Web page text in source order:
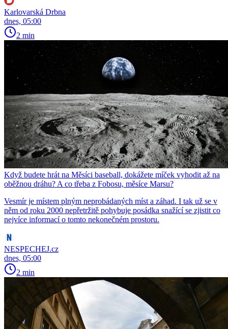
Karlovarská Drbna
dnes, 05:00
2 min
Když budete hrát na Měsíci baseball, dokážete míček vyhodit až na
oběžnou dráhu? A co třeba z Fobosu, měsíce Marsu?
Vesmír je místem plným neprobádaných míst a záhad. I tak už se v
něm od roku 2000 nepřetržitě pohybuje posádka snažící se zjistit co
nejvíce informací o tomto nekonečném prostoru.
NESPECHEJ.cz
dnes, 05:00
2 min